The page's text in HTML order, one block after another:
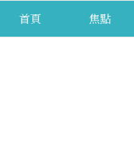
首頁 焦點